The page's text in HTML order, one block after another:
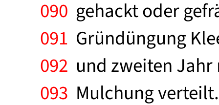
090 gehackt oder
091 Gründüngung
092 und zweiten
093 Mulchung